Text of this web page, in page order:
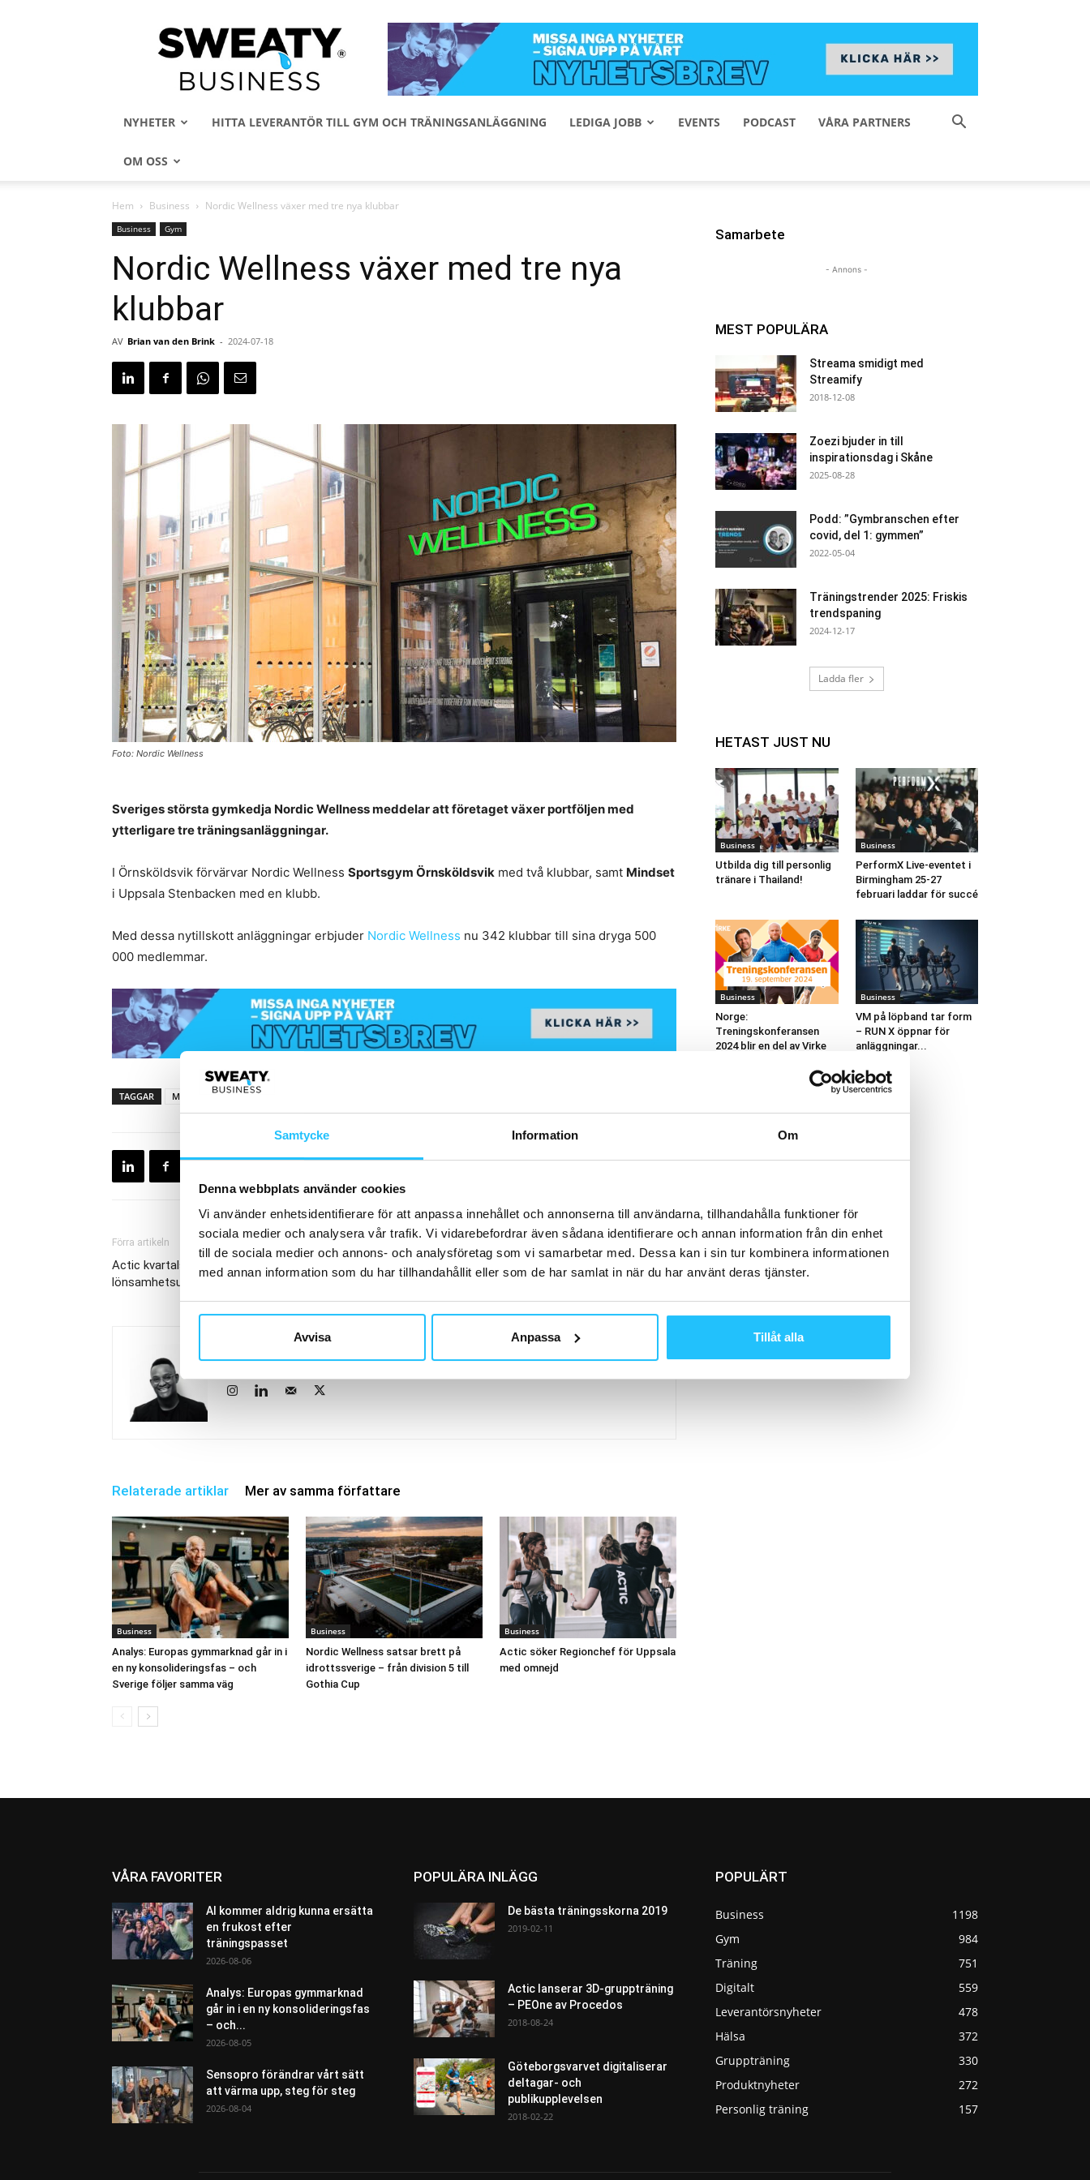
Samtycke Information Om
Denna webbplats använder cookies
Vi använder enhetsidentifierare för att anpassa innehållet och annonserna till användarna, tillhandahålla funktioner för
sociala medier och analysera vår trafik. Vi vidarebefordrar även sådana identifierare och annan information från din enhet
till de sociala medier och annons- och analysföretag som vi samarbetar med. Dessa kan i sin tur kombinera informationen
med annan information som du har tillhandahållit eller som de har samlat in när du har använt deras tjänster.
Avvisa Anpassa Tillåt alla
Sweaty
Business
NYHETER HITTA LEVERANTÖR TILL GYM OCH TRÄNINGSANLÄGGNING LEDIGA JOBB EVENTS PODCAST VÅRA PARTNERS
OM OSS
Hem Business Nordic Wellness växer med tre nya klubbar
Business Gym
Nordic Wellness växer med tre nya
klubbar
AV Brian van den Brink - 2024-07-18
Foto: Nordic Wellness
Sveriges största gymkedja Nordic Wellness meddelar att företaget växer portföljen med
ytterligare tre träningsanläggningar.
I Örnsköldsvik förvärvar Nordic Wellness Sportsgym Örnsköldsvik med två klubbar, samt Mindset
i Uppsala Stenbacken med en klubb.
Med dessa nytillskott anläggningar erbjuder Nordic Wellness nu 342 klubbar till sina dryga 500
000 medlemmar.
TAGGAR Mindset Nordic Wellness
Förra artikeln
Actic kvartalsrapport april-juni 2024 – positiv
lönsamhetsutveckling
STC Training Club årsrapport 2023
Brian van den Brink
Relaterade artiklar Mer av samma författare
Business
Analys: Europas gymmarknad går in i
en ny konsolideringsfas – och
Sverige följer samma väg
Business
Nordic Wellness satsar brett på
idrottssverige – från division 5 till
Gothia Cup
Business
Actic söker Regionchef för Uppsala
med omnejd
Samarbete
- Annons -
MEST POPULÄRA
Streama smidigt med
Streamify
2018-12-08
Zoezi bjuder in till
inspirationsdag i Skåne
2025-08-28
Podd: ”Gymbranschen efter
covid, del 1: gymmen”
2022-05-04
Träningstrender 2025: Friskis
trendspaning
2024-12-17
Ladda fler
HETAST JUST NU
Business
Utbilda dig till personlig
tränare i Thailand!
Business
PerformX Live-eventet i
Birmingham 25-27
februari laddar för succé
Business
Norge:
Treningskonferansen
2024 blir en del av Virke
Business
VM på löpband tar form
– RUN X öppnar för
anläggningar...
VÅRA FAVORITER
AI kommer aldrig kunna ersätta
en frukost efter
träningspasset
2026-08-06
Analys: Europas gymmarknad
går in i en ny konsolideringsfas
– och...
2026-08-05
Sensopro förändrar vårt sätt
att värma upp, steg för steg
2026-08-04
POPULÄRA INLÄGG
De bästa träningsskorna 2019
2019-02-11
Actic lanserar 3D-gruppträning
– PEOne av Procedos
2018-08-24
Göteborgsvarvet digitaliserar
deltagar- och
publikupplevelsen
2018-02-22
POPULÄRT
Business
1198
Gym
984
Träning
751
Digitalt
559
Leverantörsnyheter
478
Hälsa
372
Gruppträning
330
Produktnyheter
272
Personlig träning
157